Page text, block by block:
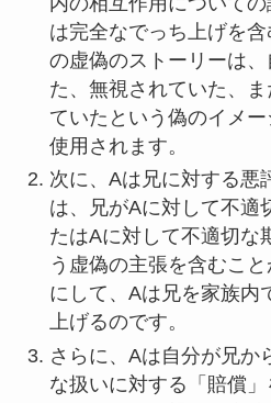
は完全なでっち上げを
の虚偽のストーリーは
た、無視されていた、
ていたという偽のイメ
使用されます。
次に、Aは兄に対する悪
は、兄がAに対して不適
たはAに対して不適切な
う虚偽の主張を含むこ
にして、Aは兄を家族内
上げるのです。
さらに、Aは自分が兄か
な扱いに対する「賠償